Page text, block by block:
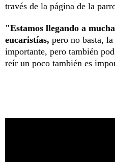
través de la página de la
"Estamos llegando a
eucaristías, pero no basta,
importante, pero también
reír un poco también es